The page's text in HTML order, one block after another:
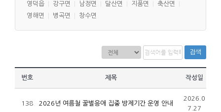
영덕읍
강구면 남정면 달산면 지품면
축산면
영해면
병곡면 창수면
검색
번호 제목 작성일
138 2026년 여름철 꿀벌응애 집중 방제기간 운영 안내
2026.0
7.27